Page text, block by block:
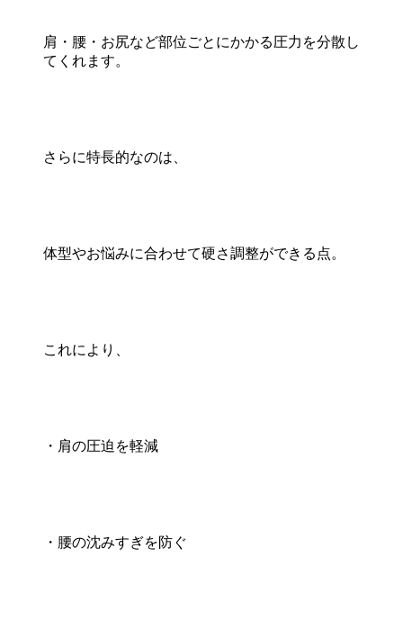
肩・腰・お尻など部位ごとにかかる圧力を分散し
てくれます。
さらに特長的なのは、
体型やお悩みに合わせて硬さ調整ができる点。
これにより、
・肩の圧迫を軽減
・腰の沈みすぎを防ぐ